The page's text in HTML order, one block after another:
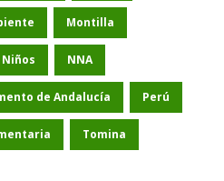
Montilla
Niños NNA
de Andalucía Perú
Tomina